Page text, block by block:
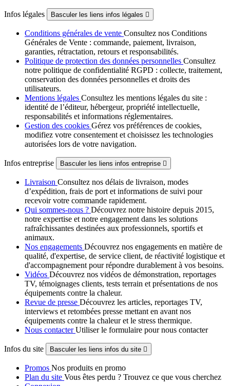
Infos légales Basculer les liens infos légales 
Conditions générales de vente Consultez nos Conditions
Générales de Vente : commande, paiement, livraison,
garanties, rétractation, retours et responsabilités.
Politique de protection des données personnelles Consultez
notre politique de confidentialité RGPD : collecte, traitement,
conservation des données personnelles et droits des
utilisateurs.
Mentions légales Consultez les mentions légales du site :
identité de l’éditeur, hébergeur, propriété intellectuelle,
responsabilités et informations réglementaires.
Gestion des cookies Gérez vos préférences de cookies,
modifiez votre consentement et choisissez les technologies
autorisées lors de votre navigation.
Infos entreprise Basculer les liens infos entreprise 
Livraison Consultez nos délais de livraison, modes
d’expédition, frais de port et informations de suivi pour
recevoir votre commande rapidement.
Qui sommes-nous ? Découvrez notre histoire depuis 2015,
notre expertise et notre engagement dans les solutions
rafraîchissantes destinées aux professionnels, sportifs et
animaux.
Nos engagements Découvrez nos engagements en matière de
qualité, d'expertise, de service client, de réactivité logistique et
d'accompagnement pour répondre durablement à vos besoins.
Vidéos Découvrez nos vidéos de démonstration, reportages
TV, témoignages clients, tests terrain et présentations de nos
équipements contre la chaleur.
Revue de presse Découvrez les articles, reportages TV,
interviews et retombées presse mettant en avant nos
équipements contre la chaleur et le stress thermique.
Nous contacterUtiliser le formulaire pour nous contacter
Infos du site Basculer les liens infos du site 
Promos Nos produits en promo
Plan du site Vous êtes perdu ? Trouvez ce que vous cherchez